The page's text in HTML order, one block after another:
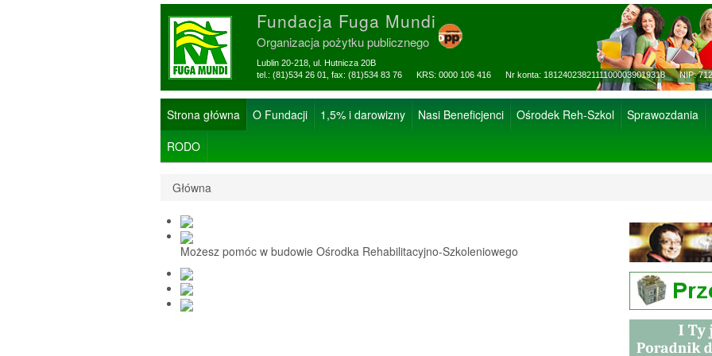
Fundacja Fuga Mundi
Organizacja pożytku publicznego
Lublin 20-218, ul. Hutnicza 20B
tel.: (81)534 26 01, fax: (81)534 83 76 KRS: 0000 106 416 Nr konta: 18124023821111000039019318 NIP:
Strona główna O Fundacji 1,5% i darowizny Nasi Beneficjenci Ośrodek Reh-Szkol Sprawozdania
RODO
Główna
Możesz pomóc w budowie Ośrodka Rehabilitacyjno-Szkoleniowego